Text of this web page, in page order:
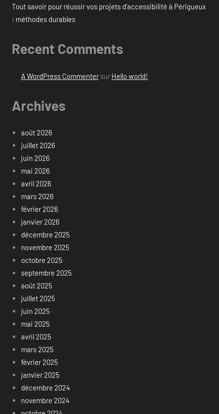
Tout savoir pour réussir vos projets d’accessibilité à Périgueux
: méthodes durables
Recent Comments
A WordPress Commentersur Hello world!
Archives
août 2026
juillet 2026
juin 2026
mai 2026
avril 2026
mars 2026
février 2026
janvier 2026
décembre 2025
novembre 2025
octobre 2025
septembre 2025
août 2025
juillet 2025
juin 2025
mai 2025
avril 2025
mars 2025
février 2025
janvier 2025
décembre 2024
novembre 2024